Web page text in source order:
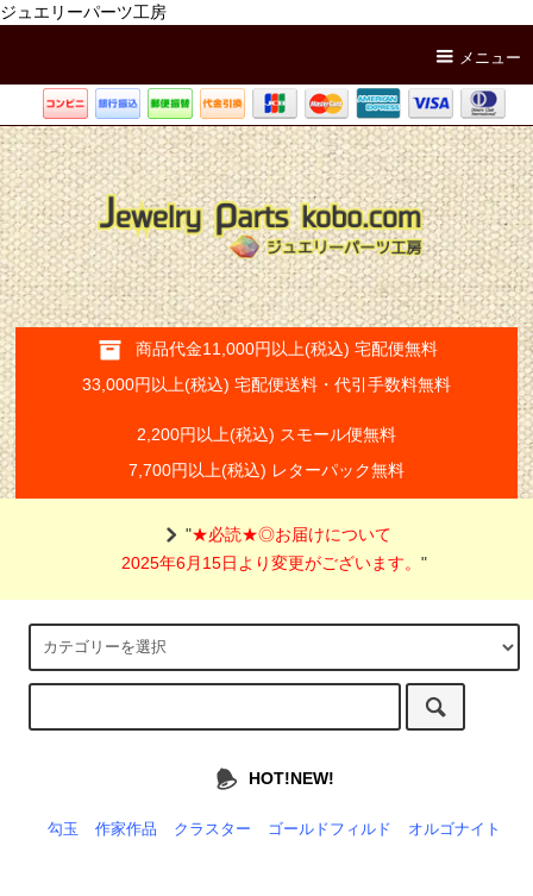
ジュエリーパーツ工房
メニュー
商品代金11,000円以上(税込) 宅配便無料
33,000円以上(税込) 宅配便送料・代引手数料無料
2,200円以上(税込) スモール便無料
7,700円以上(税込) レターパック無料
"★必読★◎お届けについて
2025年6月15日より変更がございます。"
HOT!NEW!
勾玉 作家作品 クラスター ゴールドフィルド オルゴナイト